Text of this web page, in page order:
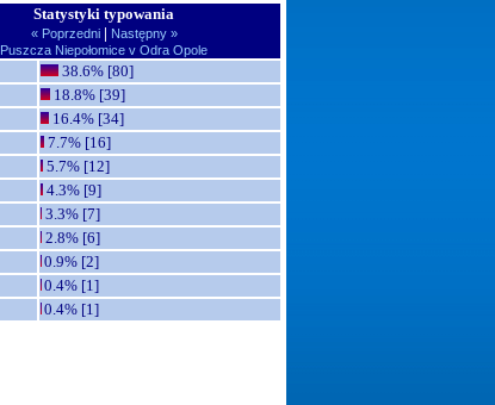
Statystyki typowania
« Poprzedni | Następny »
Puszcza Niepołomice v Odra Opole
38.6% [80]
18.8% [39]
16.4% [34]
7.7% [16]
5.7% [12]
4.3% [9]
3.3% [7]
2.8% [6]
0.9% [2]
0.4% [1]
0.4% [1]